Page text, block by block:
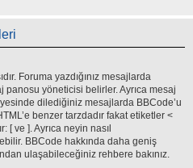
Foruma yazdığınız mesajlarda
panosu yöneticisi belirler. Ayrıca mesaj
dilediğiniz mesajlarda BBCode’u
benzer tarzdadır fakat etiketler <
[ ve ]. Ayrıca neyin nasıl
BBCode hakkında daha geniş
ulaşabileceğiniz rehbere bakınız.